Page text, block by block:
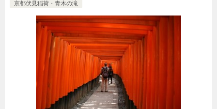
京都伏見稲荷・青木の滝